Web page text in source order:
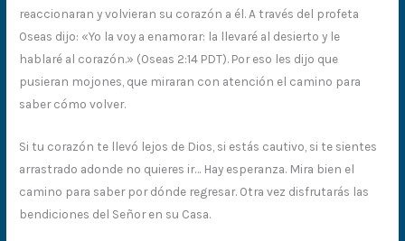
reaccionaran y volvieran su corazón a él. A través del profeta
Oseas dijo: «Yo la voy a enamorar: la llevaré al desierto y le
hablaré al corazón.» (Oseas 2:14 PDT). Por eso les dijo que
pusieran mojones, que miraran con atención el camino para
saber cómo volver.
Si tu corazón te llevó lejos de Dios, si estás cautivo, si te sientes
arrastrado adonde no quieres ir… Hay esperanza. Mira bien el
camino para saber por dónde regresar. Otra vez disfrutarás las
bendiciones del Señor en su Casa.